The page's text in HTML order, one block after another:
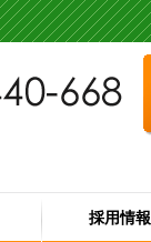
採用情報